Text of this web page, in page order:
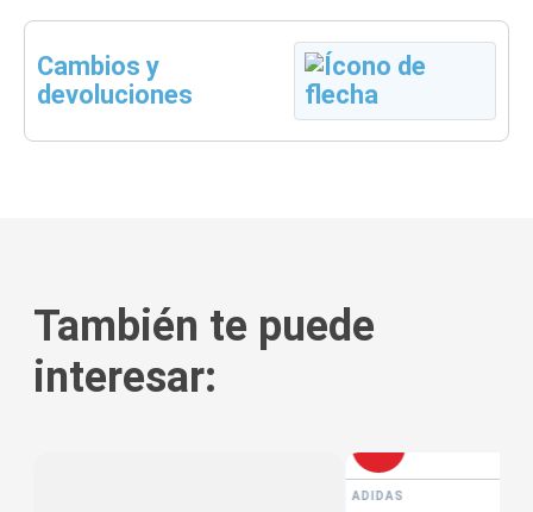
Cambios y
devoluciones
También te puede
interesar:
ADIDAS